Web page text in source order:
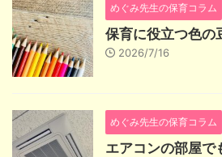
めぐみ先生の保育コラム
保育に役立つ色の
2026/7/16
めぐみ先生の保育コラム
エアコンの部屋で